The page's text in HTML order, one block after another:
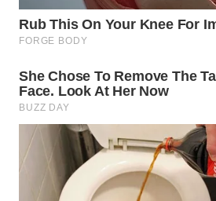
Siga estas recomendações para
total:
Aqueça levemente a panela
para facilitar a soltura da
Aplique a pasta de
deixe agir por 15 minutos no